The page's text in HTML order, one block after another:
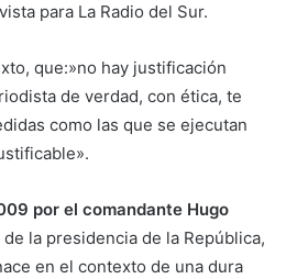
para La Radio del Sur.
que:»no hay justificación
de verdad, con ética, te
como las que se ejecutan
por el comandante Hugo
la presidencia de la República,
en el contexto de una dura